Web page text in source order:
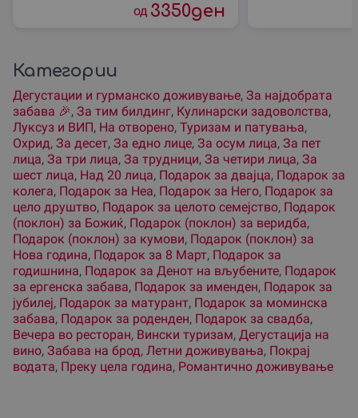
од 3350ден
Категории
Дегустации и гурманско доживување, За наjдобрата
забава 🎉, За тим билдинг, Кулинарски задоволства,
Луксуз и ВИП, На отворено, Туризам и патувања,
Охрид, За десет, За едно лице, За осум лица, За пет
лица, За три лица, За трудници, За четири лица, За
шест лица, Над 20 лица, Подарок за двајца, Подарок за
колега, Подарок за Неа, Подарок за Него, Подарок за
цело друштво, Подарок за целото семејство, Подарок
(поклон) за Божиќ, Подарок (поклон) за веридба,
Подарок (поклон) за кумови, Подарок (поклон) за
Нова година, Подарок за 8 Март, Подарок за
годишнина, Подарок за Денот на вљубените, Подарок
за ергенска забава, Подарок за именден, Подарок за
јубилеј, Подарок за матурант, Подарок за моминска
забава, Подарок за роденден, Подарок за свадба,
Вечера во ресторан, Вински туризам, Дегустација на
вино, Забава на брод, Летни доживувања, Покрај
водата, Преку цела година, Романтично доживување